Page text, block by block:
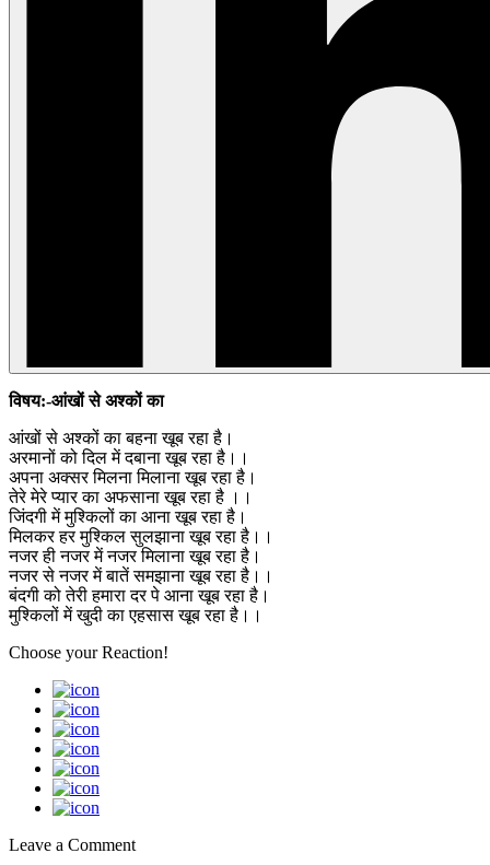
विषय:-आंखों से अश्कों का
आंखों से अश्कों का बहना खूब रहा है।
अरमानों को दिल में दबाना खूब रहा है।।
अपना अक्सर मिलना मिलाना खूब रहा है।
तेरे मेरे प्यार का अफसाना खूब रहा है ।।
जिंदगी में मुश्किलों का आना खूब रहा है।
मिलकर हर मुश्किल सुलझाना खूब रहा है।।
नजर ही नजर में नजर मिलाना खूब रहा है।
नजर से नजर में बातें समझाना खूब रहा है।।
बंदगी को तेरी हमारा दर पे आना खूब रहा है।
मुश्किलों में खुदी का एहसास खूब रहा है।।
Choose yourReaction!
Leave a Comment